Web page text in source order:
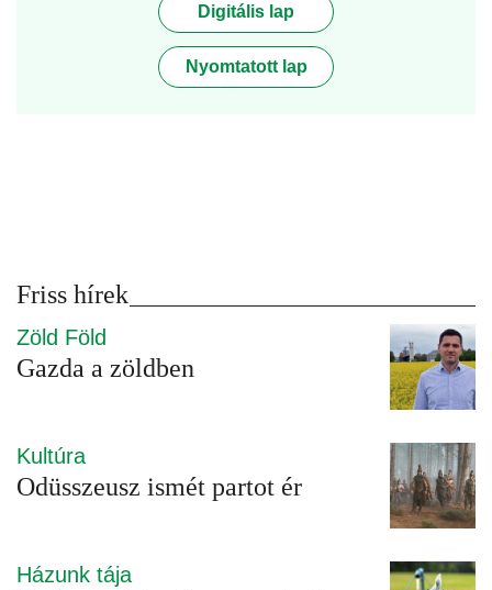
Digitális lap
Nyomtatott lap
Friss hírek
Zöld Föld
Gazda a zöldben
Kultúra
Odüsszeusz ismét partot ér
Házunk tája